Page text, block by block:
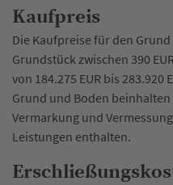
Kaufpreis
Die Kaufpreise für den
Grundstück zwischen 390
von 184.275 EUR bis 283.920
Grund und Boden
Vermarkung und
Leistungen enthalten.